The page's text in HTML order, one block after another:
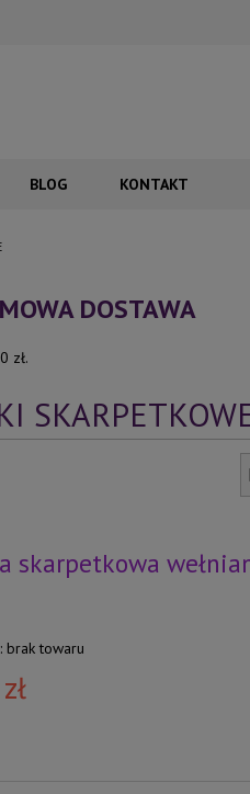
BLOG KONTAKT
DOSTAWA
zł.
skarpetkowa
brak towaru